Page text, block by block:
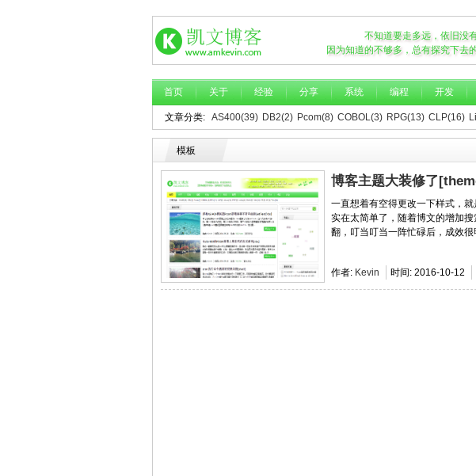
不知道要走多远，依旧没
因为知道的不够多，总有探究下去
首页 关于 经验 分享 系统 编程 开发
文章分类: AS400(39) DB2(2) Pcom(8) COBOL(3) RPG(13) CLP(16)
模板
博客主题大装修了
一直想着有空得更改一下样式，
实在太简单了，随着博文的增加
翻，叮当叮当一阵忙碌后，成效很
作者: Kevin 时间: 2016-10-12